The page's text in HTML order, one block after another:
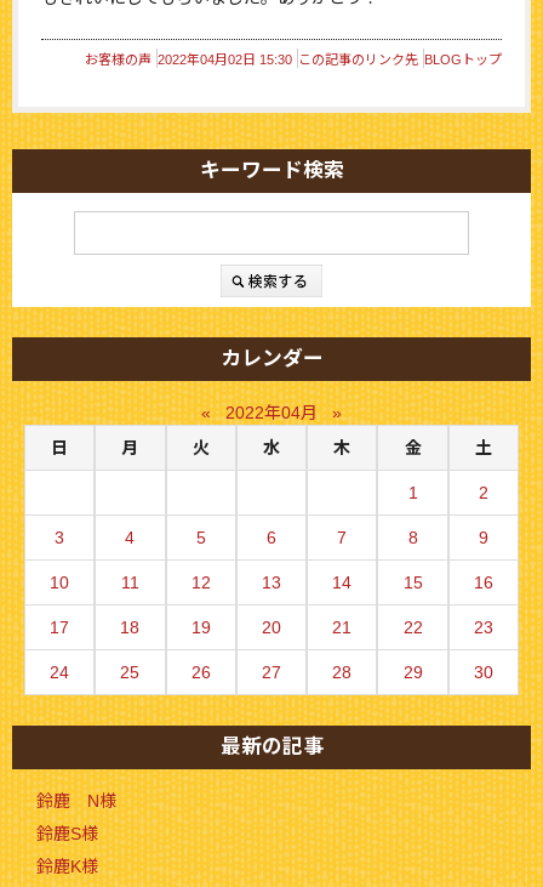
お客様の声 2022年04月02日 15:30 この記事のリンク先 BLOGトップ
キーワード検索
カレンダー
« 2022年04月
»
日
月 火 水 木 金 土
1 2
3 4 5 6 7 8 9
10 11 12 13 14 15 16
17 18 19 20 21 22 23
24 25 26 27 28 29 30
最新の記事
鈴鹿 N様
鈴鹿S様
鈴鹿K様